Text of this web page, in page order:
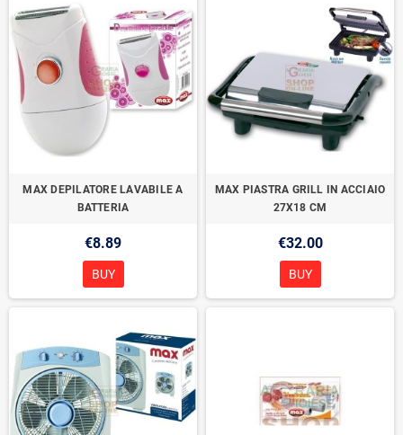
MAX DEPILATORE LAVABILE A
BATTERIA
€8.89
BUY
MAX PIASTRA GRILL IN ACCIAIO
27X18 CM
€32.00
BUY